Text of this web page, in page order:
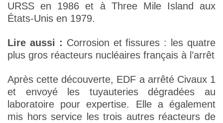
URSS en 1986 et à Three Mile Island aux
États-Unis en 1979.
Lire aussi : Corrosion et fissures : les quatre
plus gros réacteurs nucléaires français à l’arrêt
Après cette découverte, EDF a arrêté Civaux 1
et envoyé les tuyauteries dégradées au
laboratoire pour expertise. Elle a également
mis hors service les trois autres réacteurs de